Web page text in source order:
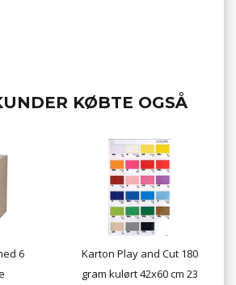
KØBTE OGSÅ
6
Karton Play and Cut 180
gram kulørt 42x60 cm 23